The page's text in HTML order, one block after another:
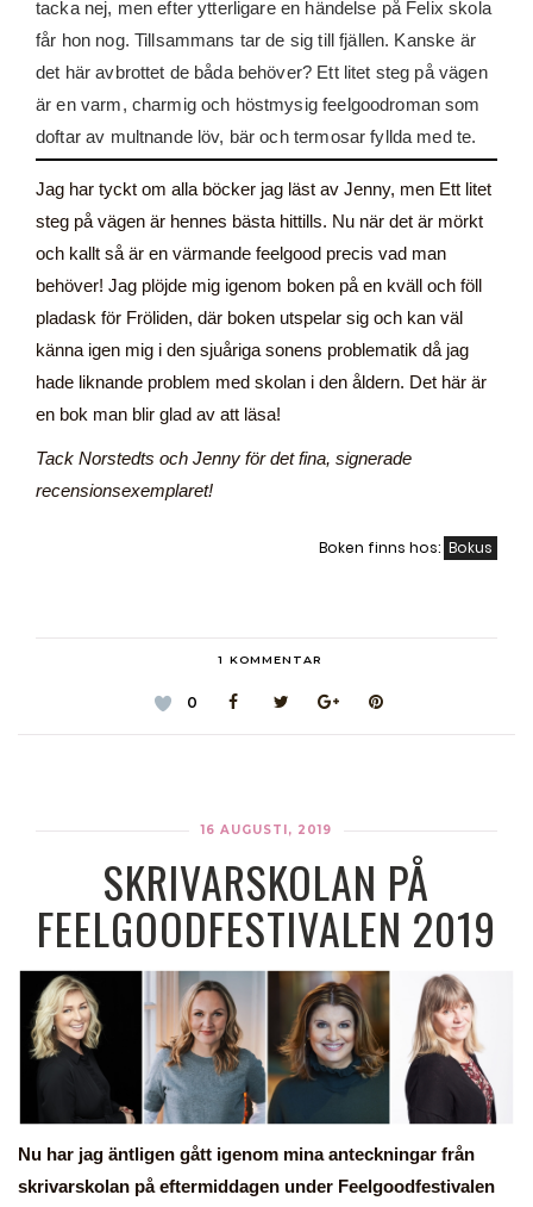
tacka nej, men efter ytterligare en händelse på Felix skola
får hon nog. Tillsammans tar de sig till fjällen. Kanske är
det här avbrottet de båda behöver? Ett litet steg på vägen
är en varm, charmig och höstmysig feelgoodroman som
doftar av multnande löv, bär och termosar fyllda med te.
Jag har tyckt om alla böcker jag läst av Jenny, men Ett litet
steg på vägen är hennes bästa hittills. Nu när det är mörkt
och kallt så är en värmande feelgood precis vad man
behöver! Jag plöjde mig igenom boken på en kväll och föll
pladask för Fröliden, där boken utspelar sig och kan väl
känna igen mig i den sjuåriga sonens problematik då jag
hade liknande problem med skolan i den åldern. Det här är
en bok man blir glad av att läsa!
Tack Norstedts och Jenny för det fina, signerade
recensionsexemplaret!
Boken finns hos: Bokus
1 KOMMENTAR
0
16 AUGUSTI, 2019
SKRIVARSKOLAN PÅ
FEELGOODFESTIVALEN 2019
Nu har jag äntligen gått igenom mina anteckningar från
skrivarskolan på eftermiddagen under Feelgoodfestivalen